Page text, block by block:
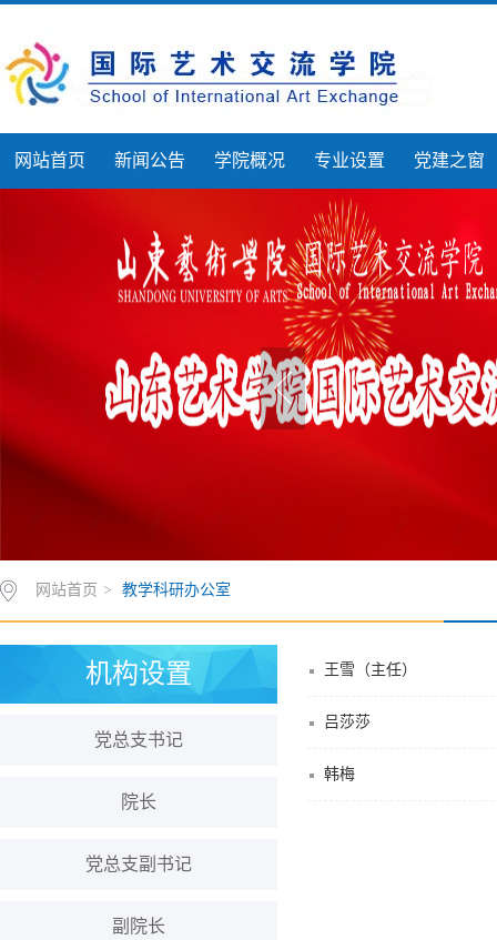
网站首页 新闻公告 学院概况 专业设置 党建之窗
网站首页 > 教学科研办公室
机构设置
党总支书记
院长
党总支副书记
副院长
王雪（主任）
吕莎莎
韩梅